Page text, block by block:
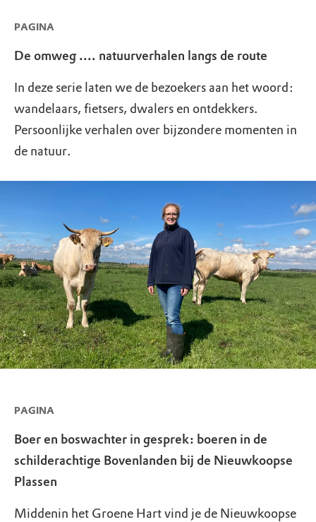
PAGINA
De omweg .... natuurverhalen langs de route
In deze serie laten we de bezoekers aan het woord:
wandelaars, fietsers, dwalers en ontdekkers.
Persoonlijke verhalen over bijzondere momenten in
de natuur.
PAGINA
Boer en boswachter in gesprek: boeren in de
schilderachtige Bovenlanden bij de Nieuwkoopse
Plassen
Middenin het Groene Hart vind je de Nieuwkoopse